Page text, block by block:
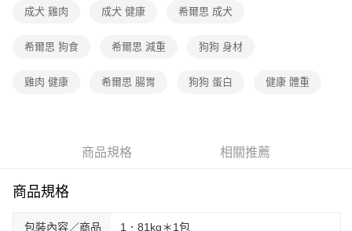
成犬 雞肉 成犬 健康 希爾思 成犬
希爾思 狗食 希爾思 減重 狗狗 身材
雞肉 健康 希爾思 腸胃 狗狗 蛋白 健康 體重
商品規格 相關推薦
商品規格
包裝內容／商品
1．81kg＊1包